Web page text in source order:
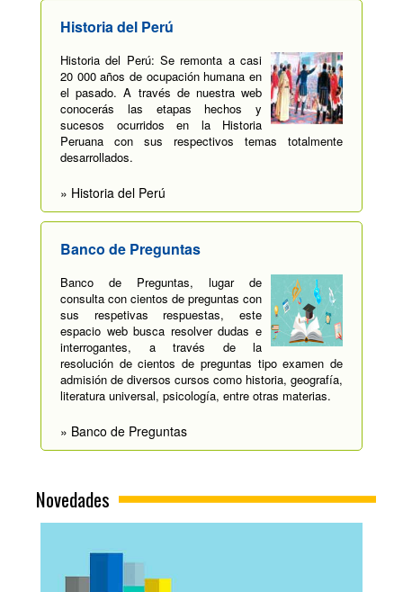
Historia del Perú
Historia del Perú: Se remonta a casi
20 000 años de ocupación humana en
el pasado. A través de nuestra web
conocerás las etapas hechos y
sucesos ocurridos en la Historia
Peruana con sus respectivos temas totalmente
desarrollados.
» Historia del Perú
Banco de Preguntas
Banco de Preguntas, lugar de
consulta con cientos de preguntas con
sus respetivas respuestas, este
espacio web busca resolver dudas e
interrogantes, a través de la
resolución de cientos de preguntas tipo examen de
admisión de diversos cursos como historia, geografía,
literatura universal, psicología, entre otras materias.
» Banco de Preguntas
Novedades